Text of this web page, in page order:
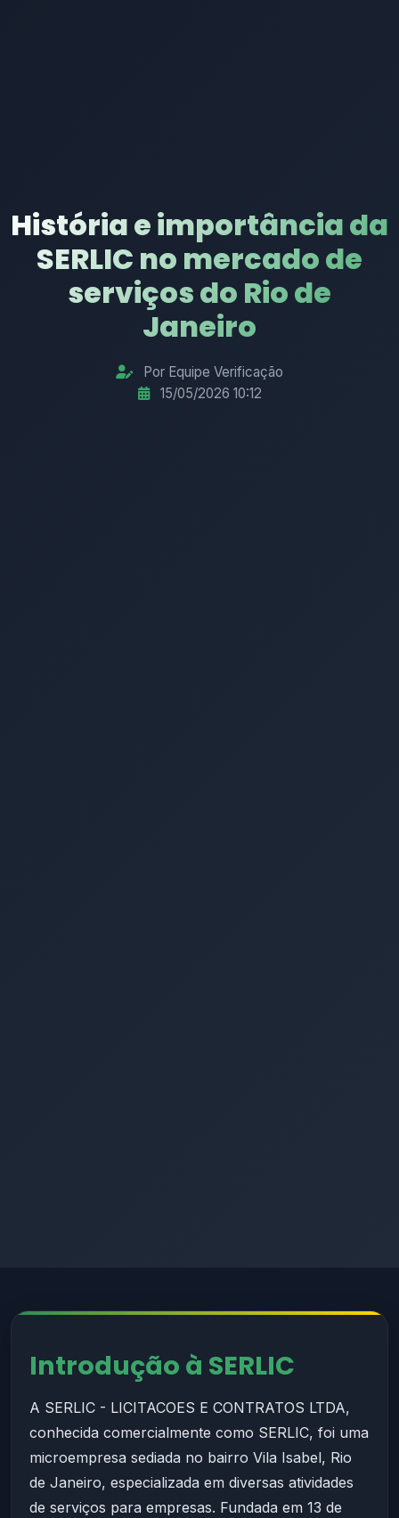
História e importância da
SERLIC no mercado de
serviços do Rio de
Janeiro
Por Equipe Verificação
15/05/2026 10:12
Introdução à SERLIC
A SERLIC - LICITACOES E CONTRATOS LTDA,
conhecida comercialmente como SERLIC, foi uma
microempresa sediada no bairro Vila Isabel, Rio
de Janeiro, especializada em diversas atividades
de serviços para empresas. Fundada em 13 de